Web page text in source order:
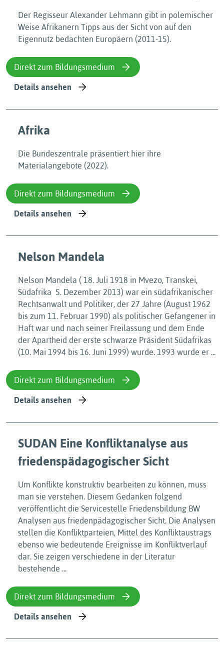
Der Regisseur Alexander Lehmann gibt in polemischer
Weise Afrikanern Tipps aus der Sicht von auf den
Eigennutz bedachten Europäern (2011-15).
Direkt zum Bildungsmedium
Details ansehen
Afrika
Die Bundeszentrale präsentiert hier ihre
Materialangebote (2022).
Direkt zum Bildungsmedium
Details ansehen
Nelson Mandela
Nelson Mandela ( 18. Juli 1918 in Mvezo, Transkei,
Südafrika  5. Dezember 2013) war ein südafrikanischer
Rechtsanwalt und Politiker, der 27 Jahre (August 1962
bis zum 11. Februar 1990) als politischer Gefangener in
Haft war und nach seiner Freilassung und dem Ende
der Apartheid der erste schwarze Präsident Südafrikas
(10. Mai 1994 bis 16. Juni 1999) wurde. 1993 wurde er ...
Direkt zum Bildungsmedium
Details ansehen
SUDAN Eine Konfliktanalyse aus
friedenspädagogischer Sicht
Um Konflikte konstruktiv bearbeiten zu können, muss
man sie verstehen. Diesem Gedanken folgend
veröffentlicht die Servicestelle Friedensbildung BW
Analysen aus friedenpädagogischer Sicht. Die Analysen
stellen die Konfliktparteien, Mittel des Konfliktaustrags
ebenso wie bedeutende Ereignisse im Konfliktverlauf
dar. Sie zeigen verschiedene in der Literatur
bestehende ...
Direkt zum Bildungsmedium
Details ansehen